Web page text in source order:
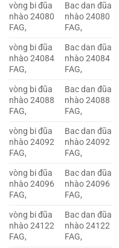
vòng bi đũa
nhào 24080
FAG,
Bac dan đũa
nhào 24080
FAG,
vòng bi đũa
nhào 24084
FAG,
Bac dan đũa
nhào 24084
FAG,
vòng bi đũa
nhào 24088
FAG,
Bac dan đũa
nhào 24088
FAG,
vòng bi đũa
nhào 24092
FAG,
Bac dan đũa
nhào 24092
FAG,
vòng bi đũa
nhào 24096
FAG,
Bac dan đũa
nhào 24096
FAG,
vòng bi đũa
nhào 24122
FAG,
Bac dan đũa
nhào 24122
FAG,